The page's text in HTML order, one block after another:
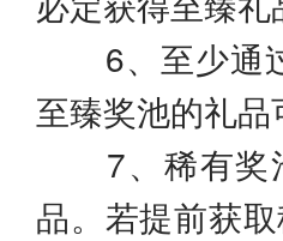
6、至少通过
至臻奖池的礼品
7、稀有奖
品。若提前获